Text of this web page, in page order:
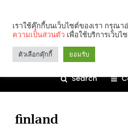
Search
finland
เราใช้คุ๊กกี้บนเว็บไซต์ของเรา กรุณ
ความเป็นส่วนตัว เพื่อใช้บริการเว็บไ
ตัวเลือกคุ๊กกี้ ยอมรับ